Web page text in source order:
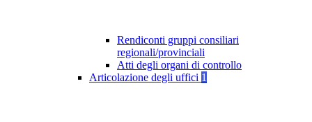
Rendiconti gruppi consiliari
regionali/provinciali
Atti degli organi di controllo
Articolazione degli uffici 1